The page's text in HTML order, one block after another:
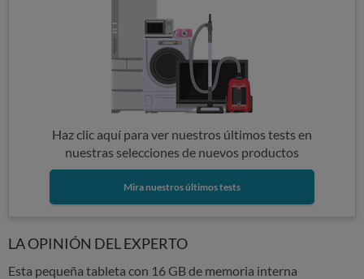
Haz clic aquí para ver nuestros últimos tests en
nuestras selecciones de nuevos productos
Mira nuestros últimos tests
LA OPINIÓN DEL EXPERTO
Esta pequeña tableta con 16 GB de memoria interna